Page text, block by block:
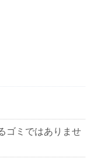
ゴミではありませ